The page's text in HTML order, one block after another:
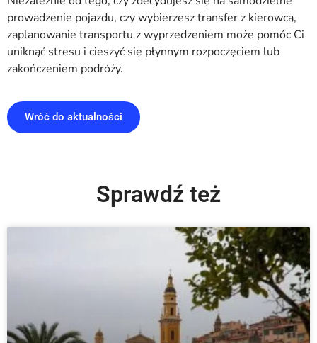
prowadzenie pojazdu, czy wybierzesz transfer z kierowcą,
zaplanowanie transportu z wyprzedzeniem może pomóc Ci
uniknąć stresu i cieszyć się płynnym rozpoczęciem lub
zakończeniem podróży.
Wróć do aktualności
Sprawdź też